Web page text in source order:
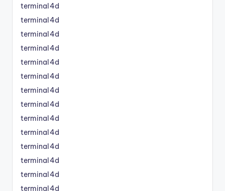
terminal4d
terminal4d
terminal4d
terminal4d
terminal4d
terminal4d
terminal4d
terminal4d
terminal4d
terminal4d
terminal4d
terminal4d
terminal4d
terminal4d